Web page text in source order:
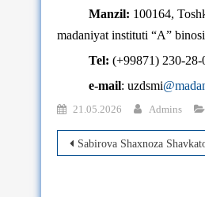
Manzil: 100164,
madaniyat instituti “A”
Tel: (+99871) 230-28-
e-mail: uzdsmi
21.05.2026 Admins
Post
Sabirova Shaxnoza Shavkatovnaning pedagogika fanlari bo‘yicha falsafa doktori (PhD) dissertatsiya